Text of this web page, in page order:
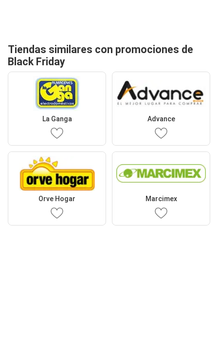
Tiendas similares con promociones de
Black Friday
La Ganga Advance
Orve Hogar Marcimex